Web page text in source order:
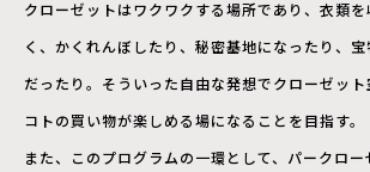
クローゼットはワクワクする場所であり、衣類
く、かくれんぼしたり、秘密基地になったり、
だったり。そういった自由な発想でクローゼッ
コトの買い物が楽しめる場になることを目指す。
また、このプログラムの一環として、パークロ